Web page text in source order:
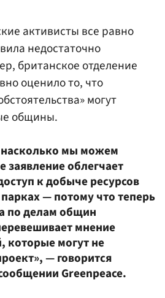
активисты все равно
недостаточно
британское отделение
оценило то, что
могут
общины.
мы можем
заявление облегчает
к добыче ресурсов
— потому что теперь
по делам общин
мнение
которые могут не
— говорится
Greenpeace.